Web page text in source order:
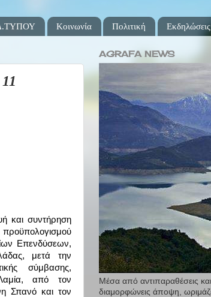
Κοινωνία Πολιτική Εκδηλώσεις
και συντήρηση
προϋπολογισμού
Επενδύσεων,
μετά την
σύμβασης,
από τον
Σπανό και τον
AGRAFA NEWS
Μέσα από αντιπαραθέσεις
διαμορφώνεις άποψη,